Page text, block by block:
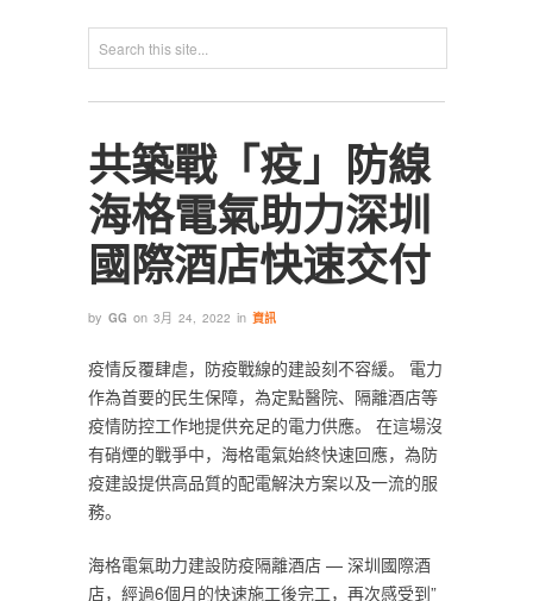
共築戰「疫」防線
海格電氣助力深圳
國際酒店快速交付
by GG on 3月 24, 2022 in 資訊
疫情反覆肆虐，防疫戰線的建設刻不容緩。 電力
作為首要的民生保障，為定點醫院、隔離酒店等
疫情防控工作地提供充足的電力供應。 在這場沒
有硝煙的戰爭中，海格電氣始終快速回應，為防
疫建設提供高品質的配電解決方案以及一流的服
務。
海格電氣助力建設防疫隔離酒店 — 深圳國際酒
店，經過6個月的快速施工後完工，再次感受到”